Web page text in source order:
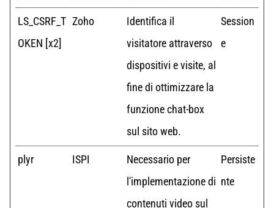
LS_CSRF_T
OKEN [x2]
Zoho
Identifica il
visitatore attraverso
dispositivi e visite, al
fine di ottimizzare la
funzione chat-box
sul sito web.
Session
e
plyr ISPI
Necessario per
l'implementazione di
contenuti video sul
Persiste
nte